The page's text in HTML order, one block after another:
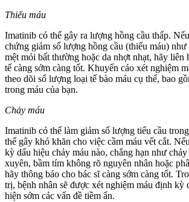
Thiếu máu
Imatinib có thể gây ra lượng hồng cầu thấp.
chứng giảm số lượng hồng cầu (thiếu máu)
mệt mỏi bất thường hoặc da nhợt nhạt, hãy liên
tế càng sớm càng tốt. Khuyến cáo xét nghiệm
theo dõi số lượng loại tế bào máu cụ thể, bao
trong máu của bạn.
Chảy máu
Imatinib có thể làm giảm số lượng tiểu cầu
thể gây khó khăn cho việc cầm máu vết cắt.
kỳ dấu hiệu chảy máu nào, chẳng hạn như
xuyên, bầm tím không rõ nguyên nhân hoặc
hãy thông báo cho bác sĩ càng sớm càng tốt.
trị, bệnh nhân sẽ được xét nghiệm máu định kỳ
hiện sớm các vấn đề tiềm ẩn.